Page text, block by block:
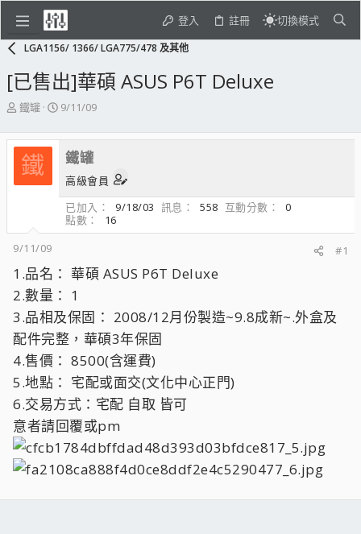
登入 註冊 切換模式
LGA1156/ 1366/ LGA775/478 及其他
[已售出]華碩 ASUS P6T Deluxe
主
發
起
人
鐵罐
開
日
期
9/11/09
鐵 鐵罐
高級會員
已加入
9/18/03 訊息 558 互動分數
0
點數
16
9/11/09
#1
1.品名： 華碩 ASUS P6T Deluxe
2.數量： 1
3.品相及保固： 2008/12月份製造~9.8成新~.外盒及
配件完整，華碩3年保固
4.售價： 8500(含運費)
5.地點： 宅配或面交(文化中心正門)
6.交易方式：宅配 自取 皆可
意者請回覆或pm